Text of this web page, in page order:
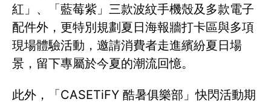
紅」、「藍莓紫」三款波紋手機殼及多款電子
配件外，更特別規劃夏日海報牆打卡區與多項
現場體驗活動，邀請消費者走進繽紛夏日場
景，留下專屬於今夏的潮流回憶。
此外，「CASETiFY 酷暑俱樂部」快閃活動期